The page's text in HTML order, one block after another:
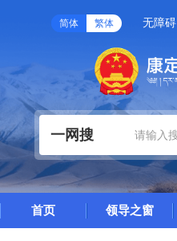
简体 繁体 无障碍
一网搜
首页 领导之窗